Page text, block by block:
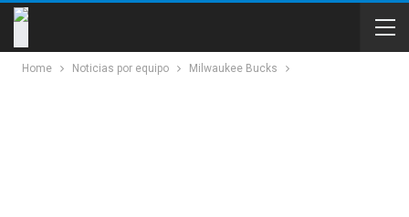
Home Noticias por equipo Milwaukee Bucks